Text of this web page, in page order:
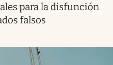
para la disfunción
falsos